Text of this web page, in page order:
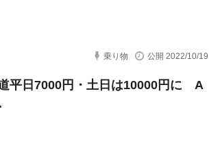
乗り物 公開 2022/10/19
平日7000円・土日は10000円に A